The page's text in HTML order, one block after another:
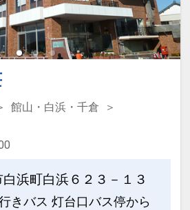
館山・白浜・千倉
浜町白浜６２３－１３
きバス 灯台口バス停から